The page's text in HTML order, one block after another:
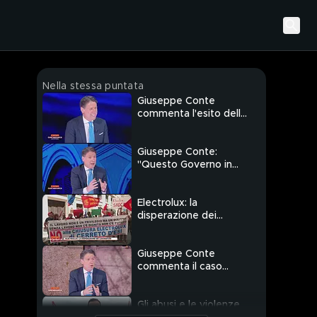
Nella stessa puntata
Giuseppe Conte
commenta l'esito delle
Giuseppe Conte:
"Questo Governo in
una misura di crescita
vera"
Electrolux: la
disperazione dei
Giuseppe Conte
commenta il caso
Gli abusi e le violenze